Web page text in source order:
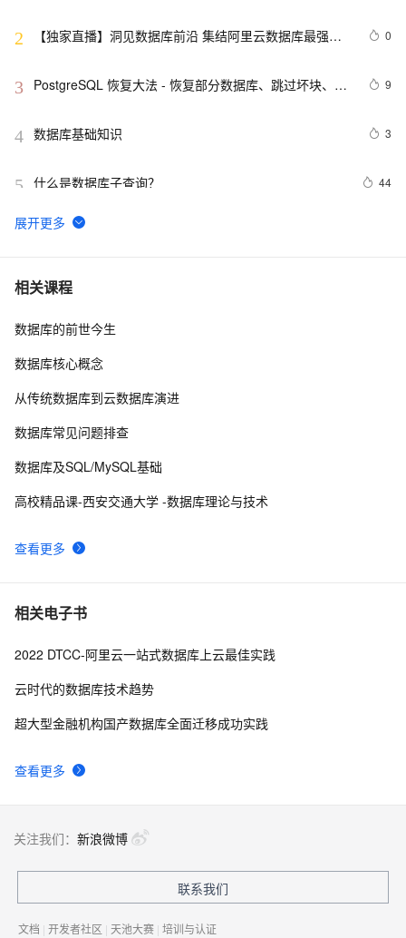
2
【独家直播】洞见数据库前沿 集结阿里云数据库最强阵
0
3
PostgreSQL 恢复大法 - 恢复部分数据库、跳过坏块、修
9
4 数据库基础知识 3
5 什么是数据库子查询？ 44
6
并发事务下各数据库外部表现实测之一（SQL Server
7 weblogic连接RAC数据库
8 「时序数据库」时间序列数据与MongoDB：第一部分-简
10Script:收集数据库中用户的角色和表空间等信息
相关课程
查看更多
数据库的前世今生
数据库核心概念
从传统数据库到云数据库演进
数据库常见问题排查
数据库及SQL/MySQL基础
高校精品课-西安交通大学 -数据库理论与技术
相关电子书
查看更多
2022 DTCC-阿里云一站式数据库上云最佳实践
云时代的数据库技术趋势
超大型金融机构国产数据库全面迁移成功实践
关注我们： 新浪微博
联系我们
文档 | 开发者社区 | 天池大赛 | 培训与认证